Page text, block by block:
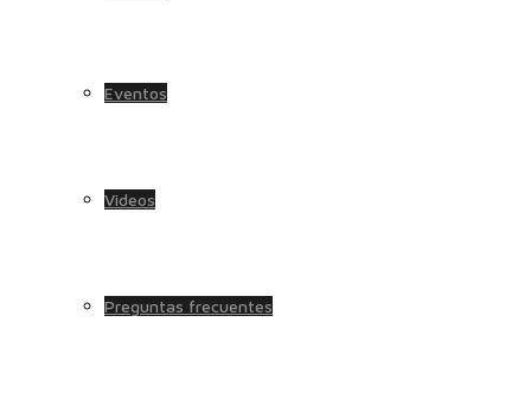
Eventos
Videos
Preguntas frecuentes